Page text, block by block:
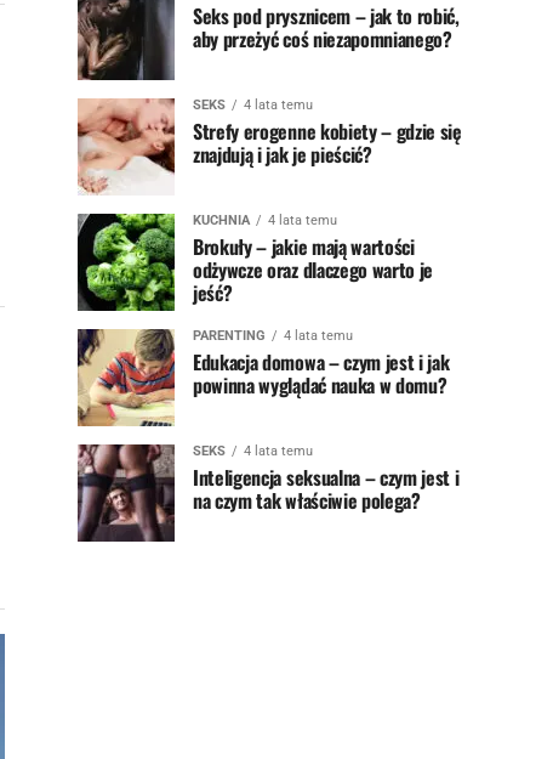
Seks pod prysznicem – jak to robić,
aby przeżyć coś niezapomnianego?
SEKS 4 lata temu
Strefy erogenne kobiety – gdzie się
znajdują i jak je pieścić?
KUCHNIA 4 lata temu
Brokuły – jakie mają wartości
odżywcze oraz dlaczego warto je
jeść?
PARENTING 4 lata temu
Edukacja domowa – czym jest i jak
powinna wyglądać nauka w domu?
SEKS 4 lata temu
Inteligencja seksualna – czym jest i
na czym tak właściwie polega?